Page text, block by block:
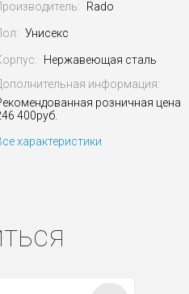
Rado
Унисекс
Нержавеющая сталь
информация:
розничная цена
400руб.
характеристики